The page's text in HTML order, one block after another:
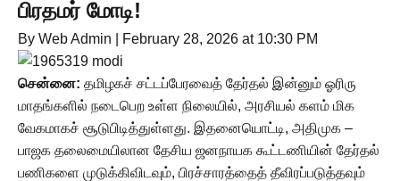
பிரதமர் மோடி!
By Web Admin February 28, 2026 at 10:30 PM
சென்னை: தமிழகச் சட்டப்பேரவைத் தேர்தல் இன்னும் ஓரிரு
மாதங்களில் நடைபெற உள்ள நிலையில், அரசியல் களம் மிக
வேகமாகச் சூடுபிடித்துள்ளது. இதனையொட்டி, அதிமுக –
பாஜக தலைமையிலான தேசிய ஜனநாயக கூட்டணியின் தேர்தல்
பணிகளை முடுக்கிவிடவும், பிரச்சாரத்தைத் தீவிரப்படுத்தவும்